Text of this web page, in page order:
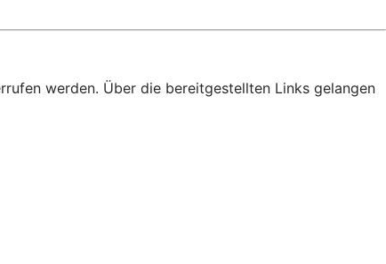
werden. Über die bereitgestellten Links gelangen